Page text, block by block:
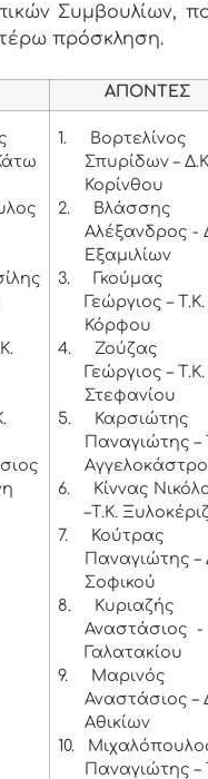
Συμβουλίων,
πρόσκληση.
ΑΠΟΝΤΕΣ
1.
Βορτελίνος
Σπυρίδων –
Κορίνθου
2.
Βλάσσης
Αλέξανδρος -
Εξαμιλίων
3.
Γκούμας
Γεώργιος – Τ.Κ.
Κόρφου
4.
Ζούζας
Γεώργιος – Τ.Κ.
Στεφανίου
5.
Καρσιώτης
Παναγιώτης –
6.
Κίννας
–Τ.Κ.
7.
Κούτρας
Παναγιώτης –
Σοφικού
8.
Κυριαζής
Αναστάσιος -
Γαλατακίου
9.
Μαρινός
Αναστάσιος –
Αθικίων
10.
Παναγιώτης –